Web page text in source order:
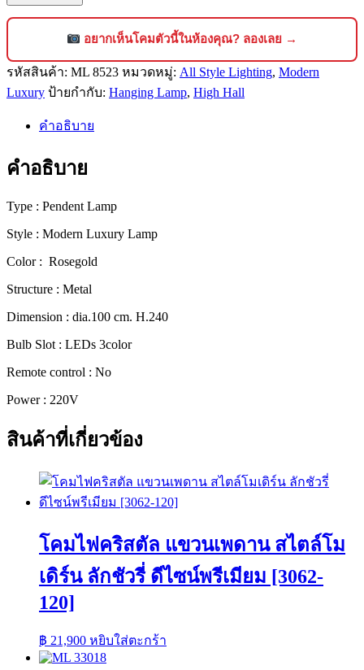
ไฟ
แช
นเดอ
เลีย
โม
เดิร์น
ลัก
รี่
ดีไซน์
[8523]
ชิ้น
อยากเห็นโคมตัวนี้ในห้องคุณ? ลองเลย →
รหัสสินค้า: ML 8523 หมวดหมู่: All Style Lighting, Modern
Luxury ป้ายกำกับ: Hanging Lamp, High Hall
คำอธิบาย
คำอธิบาย
Type : Pendent Lamp
Style : Modern Luxury Lamp
Color : Rosegold
Structure : Metal
Dimension : dia.100 cm. H.240
Bulb Slot : LEDs 3color
Remote control : No
Power : 220V
สินค้าที่เกี่ยวข้อง
โคมไฟคริสตัล แขวนเพดาน สไตล์โม
เดิร์น ลักชัวรี่ ดีไซน์พรีเมียม [3062-
120]
฿ 21,900 หยิบใส่ตะกร้า